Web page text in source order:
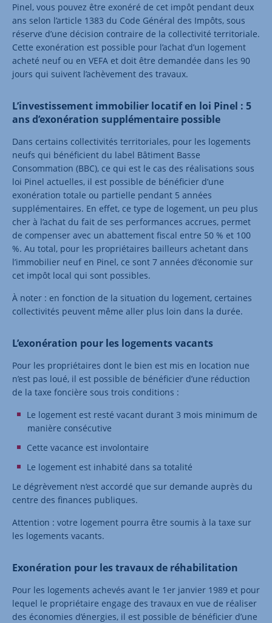
Pinel, vous pouvez être exonéré de cet impôt pendant deux
ans selon l’article 1383 du Code Général des Impôts, sous
réserve d’une décision contraire de la collectivité territoriale.
Cette exonération est possible pour l’achat d’un logement
acheté neuf ou en VEFA et doit être demandée dans les 90
jours qui suivent l’achèvement des travaux.
L’investissement immobilier locatif en loi Pinel : 5
ans d’exonération supplémentaire possible
Dans certains collectivités territoriales, pour les logements
neufs qui bénéficient du label Bâtiment Basse
Consommation (BBC), ce qui est le cas des réalisations sous
loi Pinel actuelles, il est possible de bénéficier d’une
exonération totale ou partielle pendant 5 années
supplémentaires. En effet, ce type de logement, un peu plus
cher à l’achat du fait de ses performances accrues, permet
de compenser avec un abattement fiscal entre 50 % et 100
%. Au total, pour les propriétaires bailleurs achetant dans
l’immobilier neuf en Pinel, ce sont 7 années d’économie sur
cet impôt local qui sont possibles.
À noter : en fonction de la situation du logement, certaines
collectivités peuvent même aller plus loin dans la durée.
L’exonération pour les logements vacants
Pour les propriétaires dont le bien est mis en location nue
n’est pas loué, il est possible de bénéficier d’une réduction
de la taxe foncière sous trois conditions :
Le logement est resté vacant durant 3 mois minimum de
manière consécutive
Cette vacance est involontaire
Le logement est inhabité dans sa totalité
Le dégrèvement n’est accordé que sur demande auprès du
centre des finances publiques.
Attention : votre logement pourra être soumis à la taxe sur
les logements vacants.
Exonération pour les travaux de réhabilitation
Pour les logements achevés avant le 1er janvier 1989 et pour
lequel le propriétaire engage des travaux en vue de réaliser
des économies d’énergies, il est possible de bénéficier d’une